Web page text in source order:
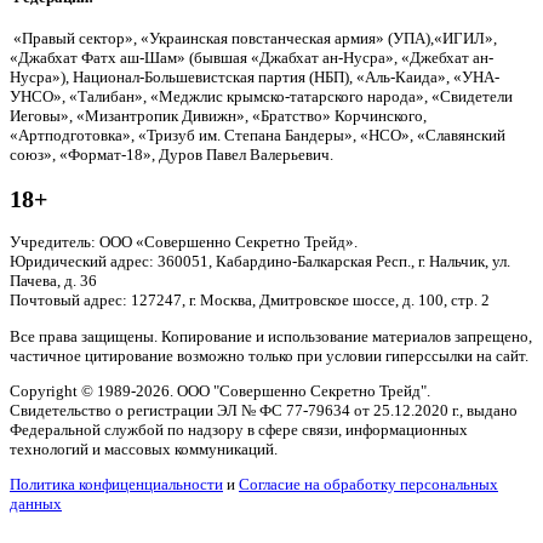
«Правый сектор», «Украинская повстанческая армия» (УПА),«ИГИЛ»,
«Джабхат Фатх аш-Шам» (бывшая «Джабхат ан-Нусра», «Джебхат ан-
Нусра»), Национал-Большевистская партия (НБП), «Аль-Каида», «УНА-
УНСО», «Талибан», «Меджлис крымско-татарского народа», «Свидетели
Иеговы», «Мизантропик Дивижн», «Братство» Корчинского,
«Артподготовка», «Тризуб им. Степана Бандеры», «НСО», «Славянский
союз», «Формат-18», Дуров Павел Валерьевич.
18+
Учредитель: ООО «Совершенно Секретно Трейд».
Юридический адрес: 360051, Кабардино-Балкарская Респ., г. Нальчик, ул.
Пачева, д. 36
Почтовый адрес: 127247, г. Москва, Дмитровское шоссе, д. 100, стр. 2
Все права защищены. Копирование и использование материалов запрещено,
частичное цитирование возможно только при условии гиперссылки на сайт.
Copyright © 1989-2026. ООО "Совершенно Секретно Трейд".
Свидетельство о регистрации ЭЛ № ФС 77-79634 от 25.12.2020 г., выдано
Федеральной службой по надзору в сфере связи, информационных
технологий и массовых коммуникаций.
Политика конфиценциальности и Согласие на обработку персональных
данных